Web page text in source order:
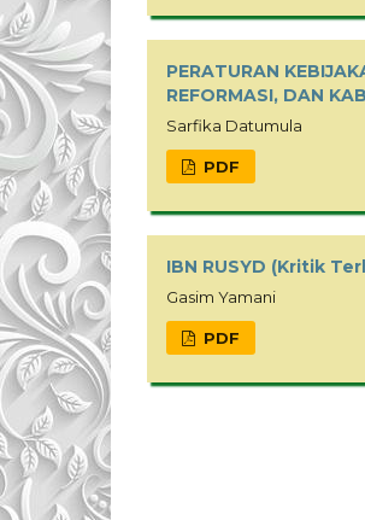
PERATURAN
REFORMASI, DAN
Sarfika Datumula
PDF
IBN RUSYD (Kritik
Gasim Yamani
PDF